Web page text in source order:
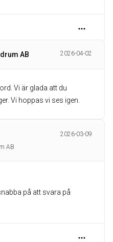
AB 2026-04-02
Vi är glada att du
Vi hoppas vi ses igen.
2026-03-09
AB
på att svara på